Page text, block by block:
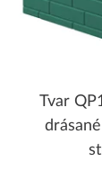
Tvar